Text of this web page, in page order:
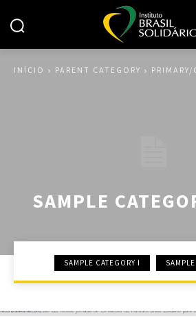
INÍCIO PARENT CATEGORY
SAMPLE
SAMPLE CATEGORY I